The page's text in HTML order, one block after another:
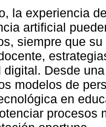
la experiencia
artificial
siempre que
digital. Desde
modelos de
en
procesos